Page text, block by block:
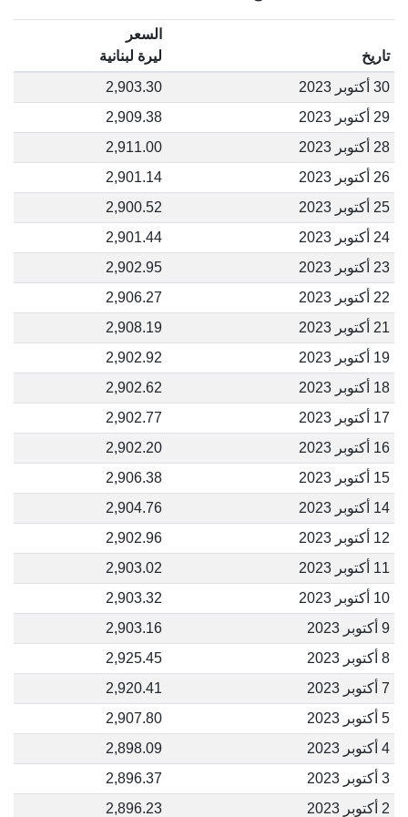
تاريخ
السعر
ليرة لبنانية
30 أكتوبر 2023
2,903.30
29 أكتوبر 2023
2,909.38
28 أكتوبر 2023
2,911.00
26 أكتوبر 2023
2,901.14
25 أكتوبر 2023
2,900.52
24 أكتوبر 2023
2,901.44
23 أكتوبر 2023
2,902.95
22 أكتوبر 2023
2,906.27
21 أكتوبر 2023
2,908.19
19 أكتوبر 2023
2,902.92
18 أكتوبر 2023
2,902.62
17 أكتوبر 2023
2,902.77
16 أكتوبر 2023
2,902.20
15 أكتوبر 2023
2,906.38
14 أكتوبر 2023
2,904.76
12 أكتوبر 2023
2,902.96
11 أكتوبر 2023
2,903.02
10 أكتوبر 2023
2,903.32
9 أكتوبر 2023
2,903.16
8 أكتوبر 2023
2,925.45
7 أكتوبر 2023
2,920.41
5 أكتوبر 2023
2,907.80
4 أكتوبر 2023
2,898.09
3 أكتوبر 2023
2,896.37
2 أكتوبر 2023
2,896.23